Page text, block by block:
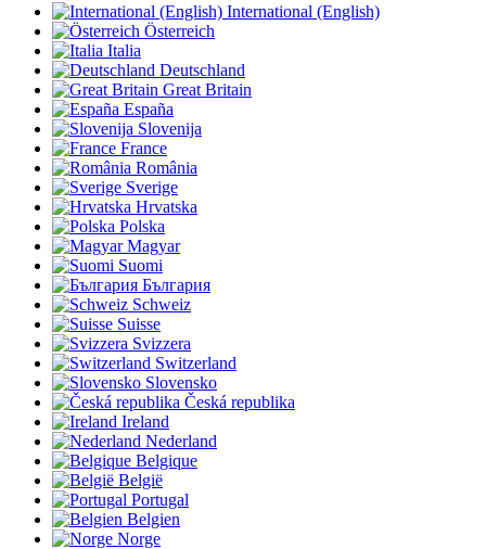
International (English)
Österreich
Italia
Deutschland
Great Britain
España
Slovenija
France
România
Sverige
Hrvatska
Polska
Magyar
Suomi
България
Schweiz
Suisse
Svizzera
Switzerland
Slovensko
Česká republika
Ireland
Nederland
Belgique
België
Portugal
Belgien
Norge